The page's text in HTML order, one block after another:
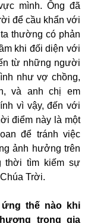
mình. Ông đã
để cầu khẩn với
thường có phản
khi đối diện với
từ những người
như vợ chồng,
và anh chị em
vì vậy, đến với
điểm này là một
để tránh việc
ảnh hưởng trên
thời tìm kiếm sự
Trời.
thế nào khi
trong gia